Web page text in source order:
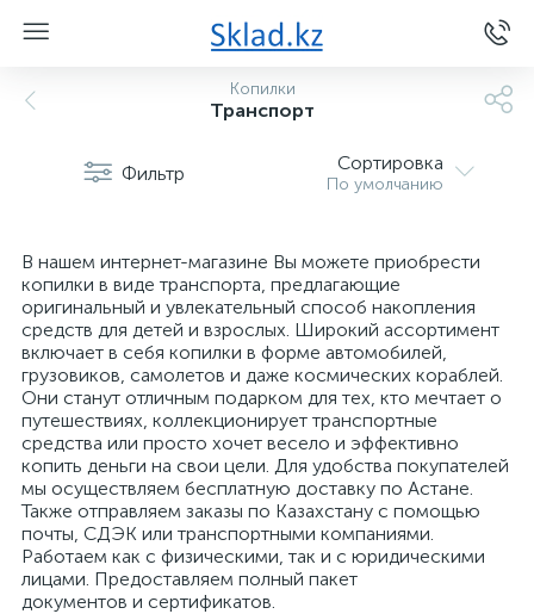
Копилки
Транспорт
Фильтр Сортировка
По умолчанию
В нашем интернет-магазине Вы можете приобрести
копилки в виде транспорта, предлагающие
оригинальный и увлекательный способ накопления
средств для детей и взрослых. Широкий ассортимент
включает в себя копилки в форме автомобилей,
грузовиков, самолетов и даже космических кораблей.
Они станут отличным подарком для тех, кто мечтает о
путешествиях, коллекционирует транспортные
средства или просто хочет весело и эффективно
копить деньги на свои цели. Для удобства покупателей
мы осуществляем бесплатную доставку по Астане.
Также отправляем заказы по Казахстану с помощью
почты, СДЭК или транспортными компаниями.
Работаем как с физическими, так и с юридическими
лицами. Предоставляем полный пакет
документов и сертификатов.